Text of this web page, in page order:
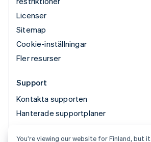
Licenser
Sitemap
Cookie-inställningar
Fler resurser
Support
Kontakta supporten
Hanterade supportplaner
© 2026 Stripe, LLC
You’re viewing our website for Finland, but